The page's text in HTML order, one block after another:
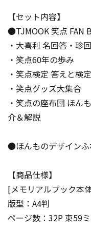
【セット内容】
●TJMOOK 笑点 FAN
・大喜利 名回答・珍
・笑点60年の歩み
・笑点検定 答えと検
・笑点グッズ大集合
・笑点の座布団 ほん
介＆解説
●ほんものデザイン
【商品仕様】
[メモリアルブック本
版型：A4判
ページ数：32P 束59